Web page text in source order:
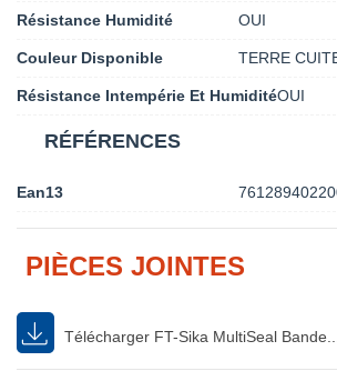
Résistance Humidité OUI
Couleur Disponible TERRE
Résistance Intempérie Et HumiditéOUI
RÉFÉRENCES
Ean13
PIÈCES JOINTES
Télécharger FT-Sika MultiSeal Bande...